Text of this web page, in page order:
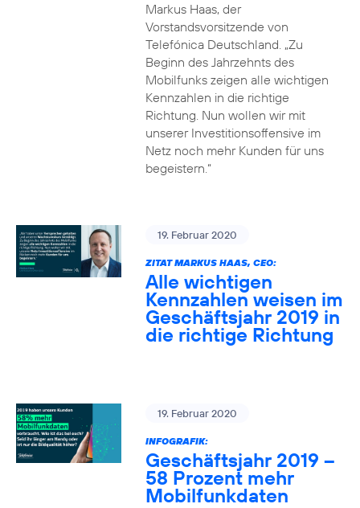
Markus Haas, der
Vorstandsvorsitzende von
Telefónica Deutschland. „Zu
Beginn des Jahrzehnts des
Mobilfunks zeigen alle wichtigen
Kennzahlen in die richtige
Richtung. Nun wollen wir mit
unserer Investitionsoffensive im
Netz noch mehr Kunden für uns
begeistern.“
19. Februar 2020
ZITAT MARKUS HAAS, CEO:
Alle wichtigen
Kennzahlen weisen im
Geschäftsjahr 2019 in
die richtige Richtung
19. Februar 2020
INFOGRAFIK:
Geschäftsjahr 2019 –
58 Prozent mehr
Mobilfunkdaten